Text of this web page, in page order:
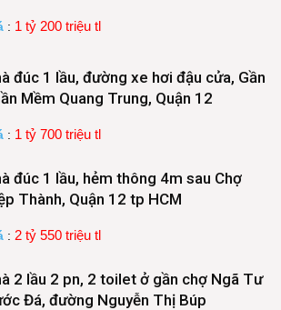
: 1 tỷ 200 triệu tl
đúc 1 lầu, đường xe hơi đậu cửa, Gần
Mềm Quang Trung, Quận 12
: 1 tỷ 700 triệu tl
đúc 1 lầu, hẻm thông 4m sau Chợ
Thành, Quận 12 tp HCM
: 2 tỷ 550 triệu tl
2 lầu 2 pn, 2 toilet ở gần chợ Ngã Tư
Đá, đường Nguyễn Thị Búp